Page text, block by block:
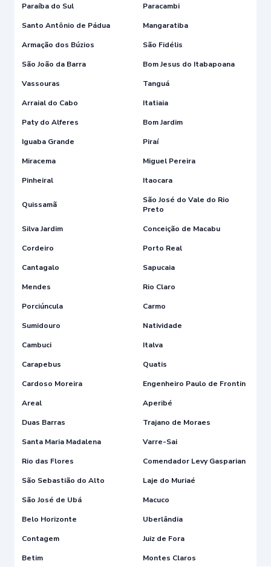
Paraíba do Sul
Paracambi
Santo Antônio de Pádua
Mangaratiba
Armação dos Búzios
São Fidélis
São João da Barra
Bom Jesus do Itabapoana
Vassouras
Tanguá
Arraial do Cabo
Itatiaia
Paty do Alferes
Bom Jardim
Iguaba Grande
Piraí
Miracema
Miguel Pereira
Pinheiral
Itaocara
Quissamã
São José do Vale do Rio
Preto
Silva Jardim
Conceição de Macabu
Cordeiro
Porto Real
Cantagalo
Sapucaia
Mendes
Rio Claro
Porciúncula
Carmo
Sumidouro
Natividade
Cambuci
Italva
Carapebus
Quatis
Cardoso Moreira
Engenheiro Paulo de Frontin
Areal
Aperibé
Duas Barras
Trajano de Moraes
Santa Maria Madalena
Varre-Sai
Rio das Flores
Comendador Levy Gasparian
São Sebastião do Alto
Laje do Muriaé
São José de Ubá
Macuco
Belo Horizonte
Uberlândia
Contagem
Juiz de Fora
Betim
Montes Claros